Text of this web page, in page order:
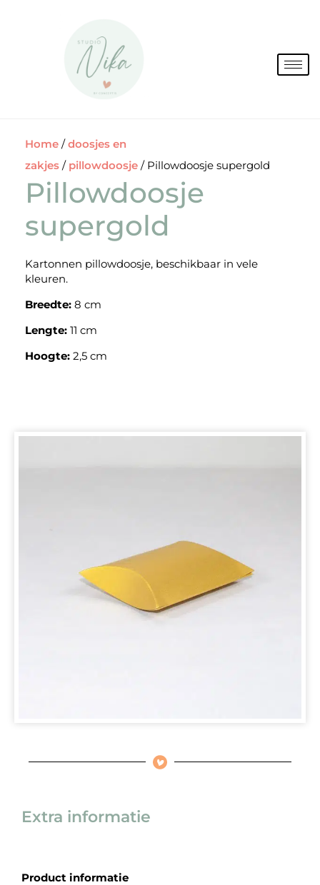
Home /doosjes en
zakjes / pillowdoosje / Pillowdoosje supergold
Pillowdoosje
supergold
Kartonnen pillowdoosje, beschikbaar in vele
kleuren.
Breedte: 8 cm
Lengte: 11 cm
Hoogte: 2,5 cm
Extra informatie
Product informatie